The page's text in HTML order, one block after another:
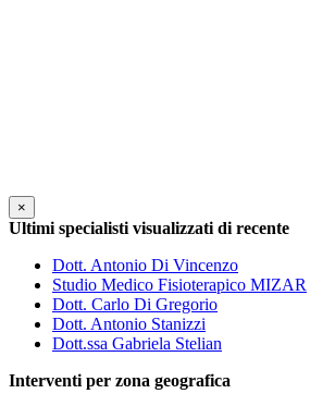
×
Ultimi specialisti visualizzati di recente
Dott. Antonio Di Vincenzo
Studio Medico Fisioterapico MIZAR
Dott. Carlo Di Gregorio
Dott. Antonio Stanizzi
Dott.ssa Gabriela Stelian
Interventi per zona geografica